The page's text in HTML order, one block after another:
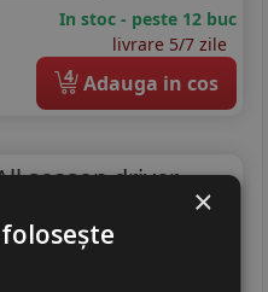
In stoc - peste 12 buc
livrare 5/7 zile
4 Adauga in cos
season driver
×